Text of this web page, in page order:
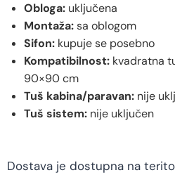
Obloga: uključena
Montaža:sa oblogom
Sifon: kupuje se posebno
Kompatibilnost: kvadratna
90×90 cm
Tuš kabina/paravan: nije
Tuš sistem: nije uključen
Dostava je dostupna na